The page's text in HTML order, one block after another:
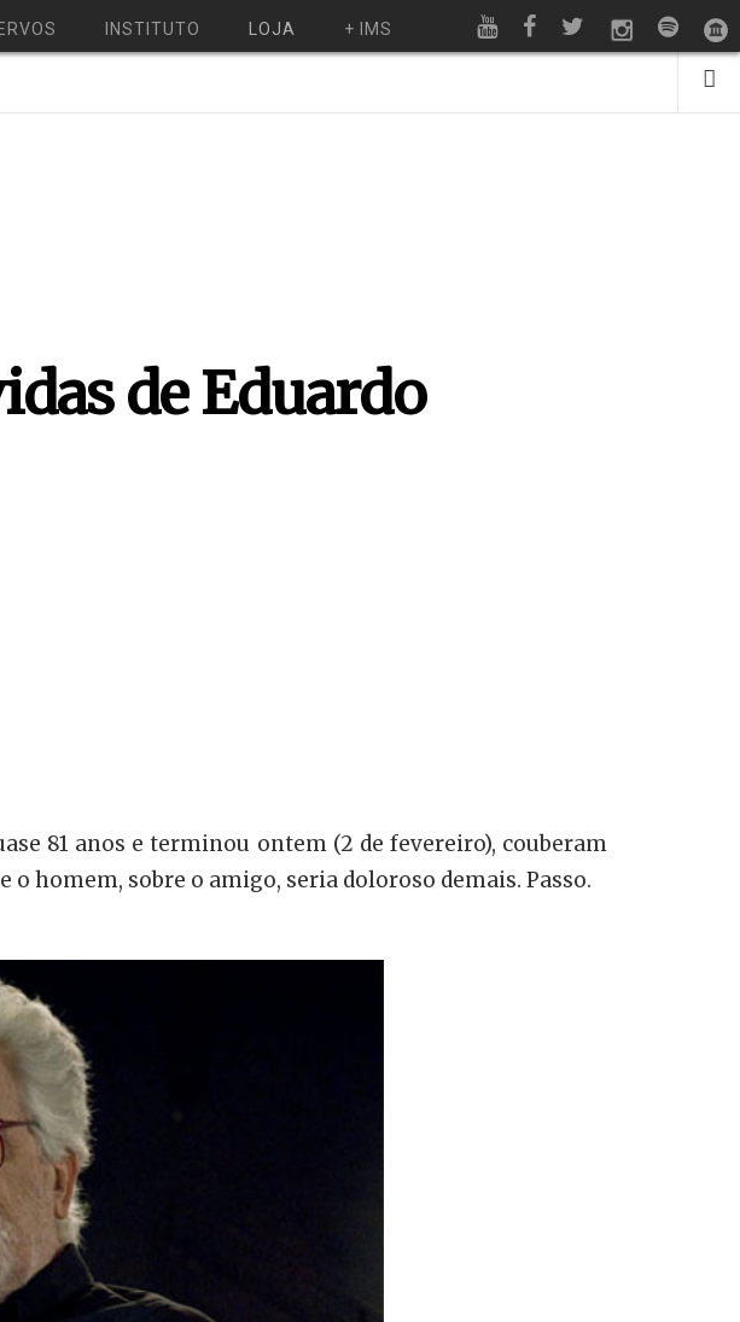
INSTITUTO LOJA + IMS
de Eduardo
81 anos e terminou ontem (2 de fevereiro), couberam
homem, sobre o amigo, seria doloroso demais. Passo.